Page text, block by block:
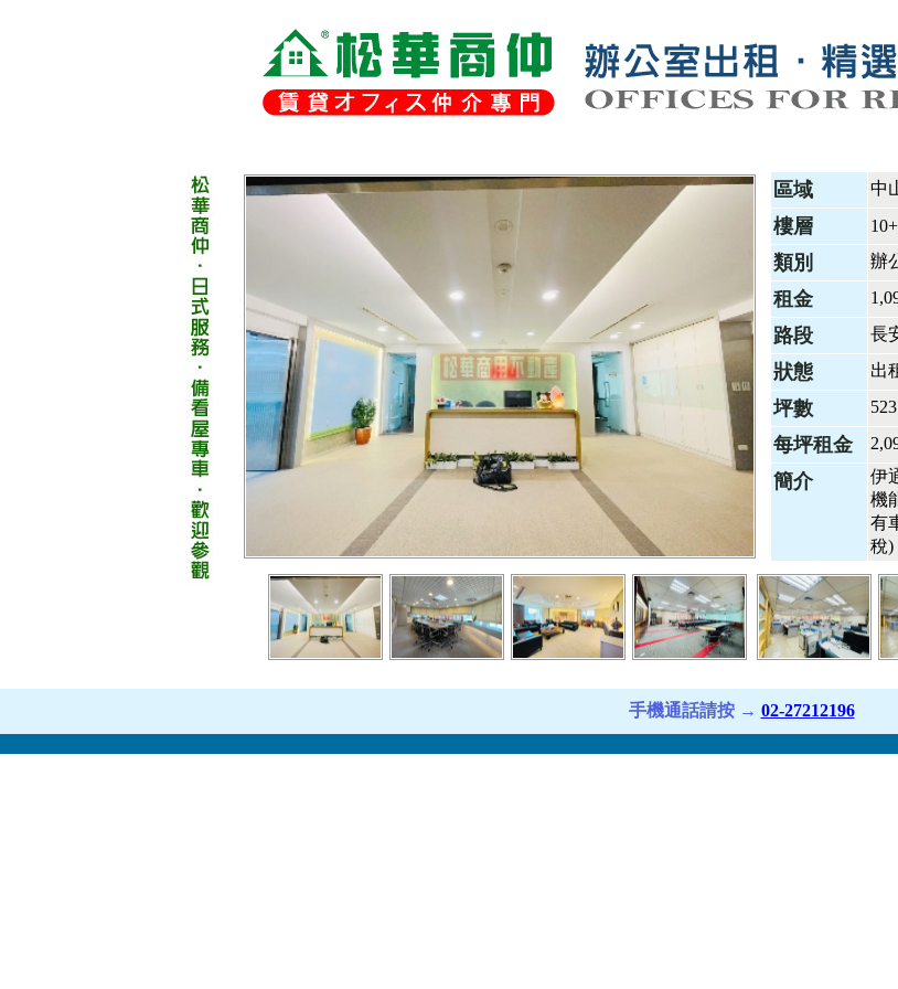
區域 中
樓層
類別 辦
租金
路段 長
狀態 出
坪數
每坪租金
簡介
伊
機
有
稅)
手機通話請按 → 02-27212196